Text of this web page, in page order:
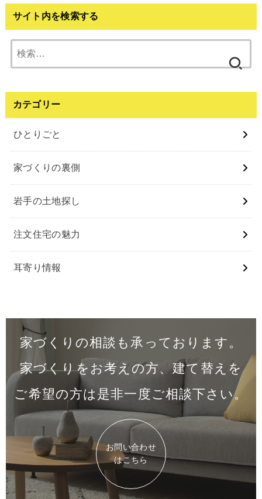
サイト内を検索する
カテゴリー
ひとりごと
家づくりの裏側
岩⼿の⼟地探し
注⽂住宅の魅⼒
⽿寄り情報
家づくりの相談も承っております。
家づくりをお考えの方、建て替えを
ご希望の方は是非一度ご相談下さい。
お問い合わせ
はこちら